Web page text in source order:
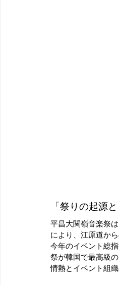
「祭りの起源
平昌大関嶺音楽祭
により、江原道か
今年のイベント総
祭が韓国で最高級
情熱とイベント組